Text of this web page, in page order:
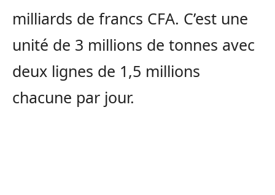
milliards de francs CFA. C’est une
unité de 3 millions de tonnes avec
deux lignes de 1,5 millions
chacune par jour.